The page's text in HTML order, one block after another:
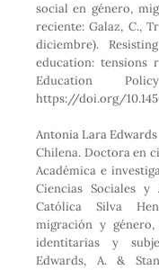
social en género,
reciente: Galaz, C.,
diciembre).
education: tensions
Education
https://doi.org/
Antonia Lara Edwards
Chilena. Doctora en
Académica e
Ciencias Sociales
Católica Silva
migración y género,
identitarias y
Edwards, A. &